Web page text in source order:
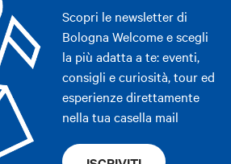
Scopri le newsletter di
Bologna Welcome e scegli
la più adatta a te: eventi,
consigli e curiosità, tour ed
esperienze direttamente
nella tua casella mail